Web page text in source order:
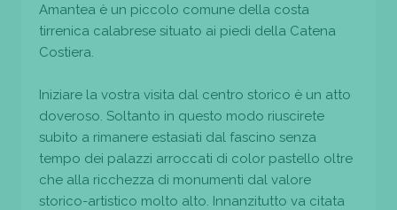
Amantea è un piccolo comune della costa
tirrenica calabrese situato ai piedi della Catena
Costiera.
Iniziare la vostra visita dal centro storico è un atto
doveroso. Soltanto in questo modo riuscirete
subito a rimanere estasiati dal fascino senza
tempo dei palazzi arroccati di color pastello oltre
che alla ricchezza di monumenti dal valore
storico-artistico molto alto. Innanzitutto va citata